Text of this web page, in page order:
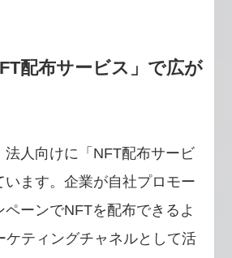
配布サービス」で広が
法人向けに「NFT配布サービ
います。企業が自社プロモー
ペーンでNFTを配布できるよ
ケティングチャネルとして活